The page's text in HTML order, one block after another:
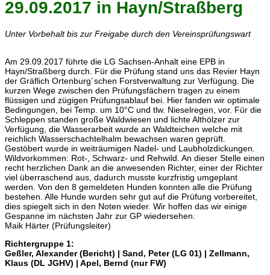
29.09.2017 in Hayn/Straßberg
Unter Vorbehalt bis zur Freigabe durch den Vereinsprüfungswart
Am 29.09.2017 führte die LG Sachsen-Anhalt eine EPB in
Hayn/Straßberg durch. Für die Prüfung stand uns das Revier Hayn
der Gräflich Ortenburg´schen Forstverwaltung zur Verfügung. Die
kurzen Wege zwischen den Prüfungsfächern tragen zu einem
flüssigen und zügigen Prüfungsablauf bei. Hier fanden wir optimale
Bedingungen, bei Temp. um 10°C und tlw. Nieselregen, vor. Für die
Schleppen standen große Waldwiesen und lichte Althölzer zur
Verfügung, die Wasserarbeit wurde an Waldteichen welche mit
reichlich Wasserschachtelhalm bewachsen waren geprüft.
Gestöbert wurde in weiträumigen Nadel- und Laubholzdickungen.
Wildvorkommen: Rot-, Schwarz- und Rehwild. An dieser Stelle einen
recht herzlichen Dank an die anwesenden Richter, einer der Richter
viel überraschend aus, dadurch musste kurzfristig umgeplant
werden. Von den 8 gemeldeten Hunden konnten alle die Prüfung
bestehen. Alle Hunde wurden sehr gut auf die Prüfung vorbereitet,
dies spiegelt sich in den Noten wieder. Wir hoffen das wir einige
Gespanne im nächsten Jahr zur GP wiedersehen.
Maik Härter (Prüfungsleiter)
Richtergruppe 1:
Geßler, Alexander (Bericht) | Sand, Peter (LG 01) | Zellmann,
Klaus (DL JGHV) | Apel, Bernd (nur FW)